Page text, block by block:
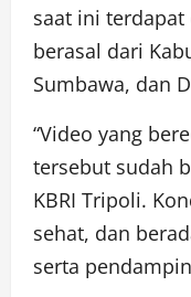
saat ini terdapat
berasal dari
Sumbawa, dan
“Video yang
tersebut sudah
KBRI Tripoli.
sehat, dan
serta